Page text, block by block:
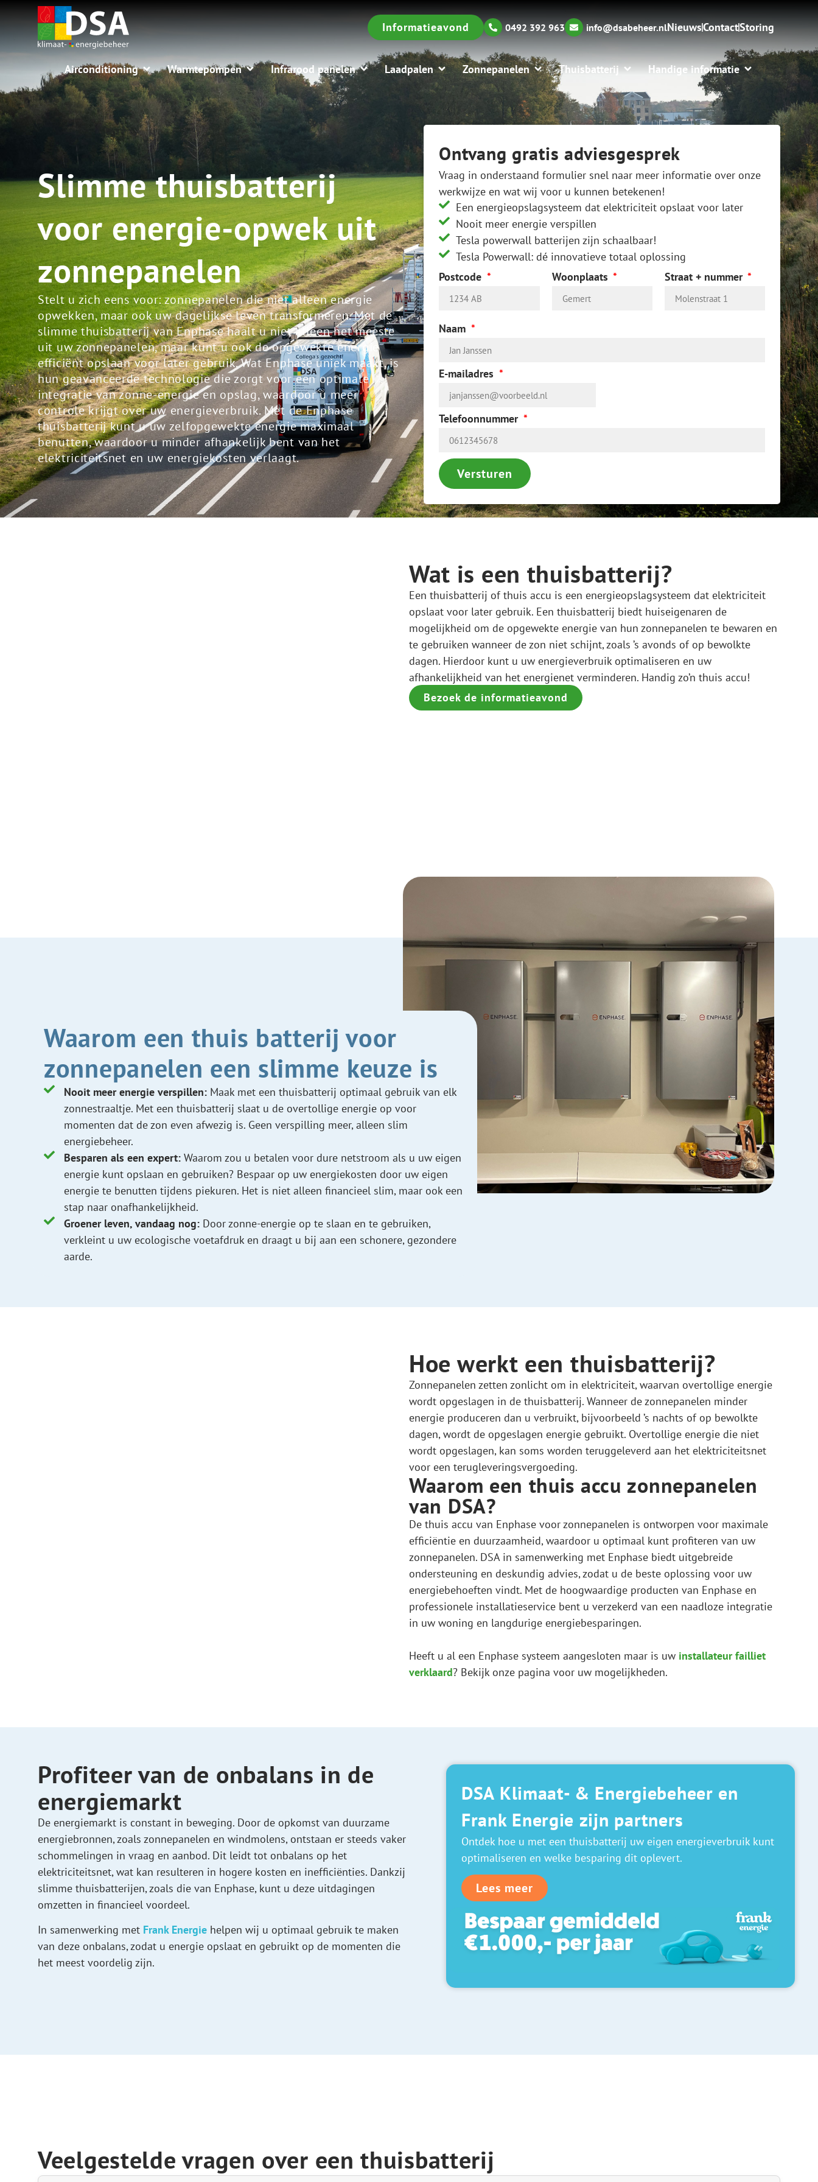
Informatieavond 0492 392 963 info@dsabeheer.nlNieuwsContactStoring
Airconditioning Warmtepompen Infrarood panelen Laadpalen Zonnepanelen Thuisbatterij Handige informatie
Slimme thuisbatterij
voor energie-opwek uit
zonnepanelen
Stelt u zich eens voor: zonnepanelen die niet alleen energie
opwekken, maar ook uw dagelijkse leven transformeren. Met de
slimme thuisbatterij van Enphase haalt u niet alleen het meeste
uit uw zonnepanelen, maar kunt u ook de opgewekte energie
efficiënt opslaan voor later gebruik. Wat Enphase uniek maakt, is
hun geavanceerde technologie die zorgt voor een optimale
integratie van zonne-energie en opslag, waardoor u meer
controle krijgt over uw energieverbruik. Met de Enphase
thuisbatterij kunt u uw zelfopgewekte energie maximaal
benutten, waardoor u minder afhankelijk bent van het
elektriciteitsnet en uw energiekosten verlaagt.
Ontvang gratis adviesgesprek
Vraag in onderstaand formulier snel naar meer informatie over onze
werkwijze en wat wij voor u kunnen betekenen!
Een energieopslagsysteem dat elektriciteit opslaat voor later
Nooit meer energie verspillen
Tesla powerwall batterijen zijn schaalbaar!
Tesla Powerwall: dé innovatieve totaal oplossing
Postcode
Woonplaats Straat + nummer
Naam
E-mailadres
Telefoonnummer
Versturen
Wat is een thuisbatterij?
Een thuisbatterij of thuis accu is een energieopslagsysteem dat elektriciteit
opslaat voor later gebruik. Een thuisbatterij biedt huiseigenaren de
mogelijkheid om de opgewekte energie van hun zonnepanelen te bewaren en
te gebruiken wanneer de zon niet schijnt, zoals ’s avonds of op bewolkte
dagen. Hierdoor kunt u uw energieverbruik optimaliseren en uw
afhankelijkheid van het energienet verminderen. Handig zo’n thuis accu!
Bezoek de informatieavond
Waarom een thuis batterij voor
zonnepanelen een slimme keuze is
Nooit meer energie verspillen:Maak met een thuisbatterij optimaal gebruik van elk
zonnestraaltje. Met een thuisbatterij slaat u de overtollige energie op voor
momenten dat de zon even afwezig is. Geen verspilling meer, alleen slim
energiebeheer.
Besparen als een expert:Waarom zou u betalen voor dure netstroom als u uw eigen
energie kunt opslaan en gebruiken? Bespaar op uw energiekosten door uw eigen
energie te benutten tijdens piekuren. Het is niet alleen financieel slim, maar ook een
stap naar onafhankelijkheid.
Groener leven, vandaag nog:Door zonne-energie op te slaan en te gebruiken,
verkleint u uw ecologische voetafdruk en draagt u bij aan een schonere, gezondere
aarde.
Hoe werkt een thuisbatterij?
Zonnepanelen zetten zonlicht om in elektriciteit, waarvan overtollige energie
wordt opgeslagen in de thuisbatterij. Wanneer de zonnepanelen minder
energie produceren dan u verbruikt, bijvoorbeeld ’s nachts of op bewolkte
dagen, wordt de opgeslagen energie gebruikt. Overtollige energie die niet
wordt opgeslagen, kan soms worden teruggeleverd aan het elektriciteitsnet
voor een terugleveringsvergoeding.
Waarom een thuis accu zonnepanelen
van DSA?
De thuis accu van Enphase voor zonnepanelen is ontworpen voor maximale
efficiëntie en duurzaamheid, waardoor u optimaal kunt profiteren van uw
zonnepanelen. DSA in samenwerking met Enphase biedt uitgebreide
ondersteuning en deskundig advies, zodat u de beste oplossing voor uw
energiebehoeften vindt. Met de hoogwaardige producten van Enphase en
professionele installatieservice bent u verzekerd van een naadloze integratie
in uw woning en langdurige energiebesparingen.
Heeft u al een Enphase systeem aangesloten maar is uw installateur failliet
verklaard? Bekijk onze pagina voor uw mogelijkheden.
Profiteer van de onbalans in de
energiemarkt
De energiemarkt is constant in beweging. Door de opkomst van duurzame
energiebronnen, zoals zonnepanelen en windmolens, ontstaan er steeds vaker
schommelingen in vraag en aanbod. Dit leidt tot onbalans op het
elektriciteitsnet, wat kan resulteren in hogere kosten en inefficiënties. Dankzij
slimme thuisbatterijen, zoals die van Enphase, kunt u deze uitdagingen
omzetten in financieel voordeel.
In samenwerking met Frank Energie helpen wij u optimaal gebruik te maken
van deze onbalans, zodat u energie opslaat en gebruikt op de momenten die
het meest voordelig zijn.
DSA Klimaat- & Energiebeheer en
Frank Energie zijn partners
Ontdek hoe u met een thuisbatterij uw eigen energieverbruik kunt
optimaliseren en welke besparing dit oplevert.
Lees meer
Veelgestelde vragen over een thuisbatterij